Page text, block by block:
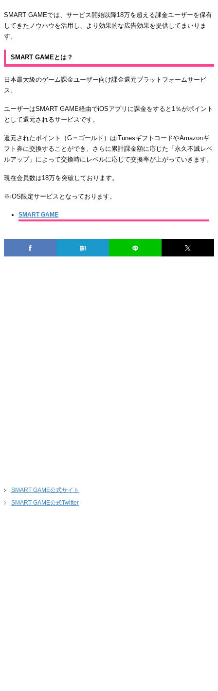
SMART GAMEでは、サービス開始以降18万を超える課金ユーザーを保有
してきたノウハウを活用し、より効果的な広告効果を提供してまいりま
す。
SMART GAMEとは？
日本最大級のゲーム課金ユーザー向け課金還元プラットフォームサービ
ス。
ユーザーはSMART GAME経由でiOSアプリに課金をすると1％がポイント
として還元されるサービスです。
還元されたポイント（G＝ゴールド）はiTunesギフトコードやAmazonギ
フト券に交換することができ、さらに累計課金額に応じた「永久不滅レベ
ルアップ」によって交換時にレベルに応じて交換率が上がっていきます。
現在会員数は18万を突破しております。
※iOS限定サービスとなっております。
SMART GAME
SMART GAME公式サイト
SMART GAME公式Twitter